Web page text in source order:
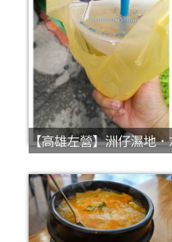
【高雄左營】洲仔濕地